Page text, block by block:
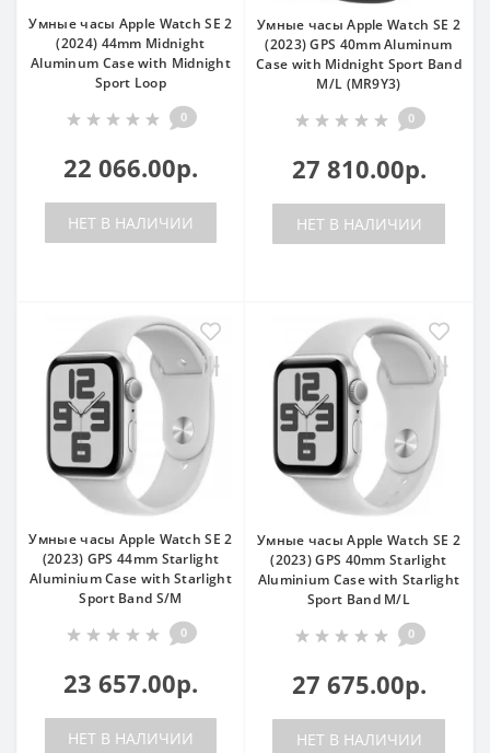
Умные часы Apple Watch SE 2
(2024) 44mm Midnight
Aluminum Case with Midnight
Sport Loop
0
22 066.00р.
НЕТ В НАЛИЧИИ
Умные часы Apple Watch SE 2
(2023) GPS 40mm Aluminum
Case with Midnight Sport Band
M/L (MR9Y3)
0
27 810.00р.
НЕТ В НАЛИЧИИ
Умные часы Apple Watch SE 2
(2023) GPS 44mm Starlight
Aluminium Case with Starlight
Sport Band S/M
0
23 657.00р.
НЕТ В НАЛИЧИИ
Умные часы Apple Watch SE 2
(2023) GPS 40mm Starlight
Aluminium Case with Starlight
Sport Band M/L
0
27 675.00р.
НЕТ В НАЛИЧИИ